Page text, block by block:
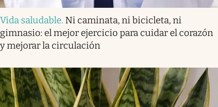
Vida saludable. Ni caminata, ni bicicleta, ni
gimnasio: el mejor ejercicio para cuidar el corazón
y mejorar la circulación